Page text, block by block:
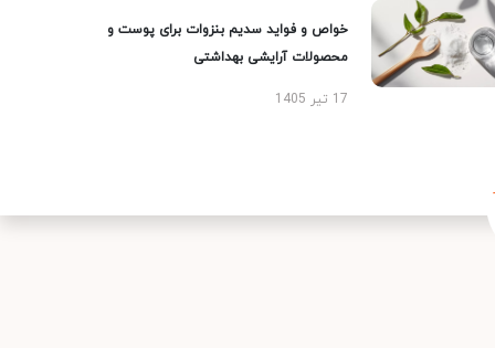
خواص و فواید سدیم بنزوات برای پوست و
محصولات آرایشی بهداشتی
17 تیر 1405